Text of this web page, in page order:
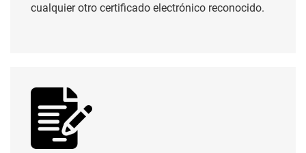
cualquier otro certificado electrónico reconocido.